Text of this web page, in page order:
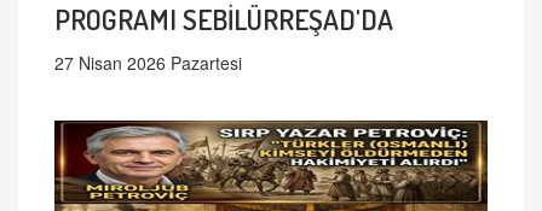
PROGRAMI SEBİLÜRREŞAD'DA
27 Nisan 2026 Pazartesi